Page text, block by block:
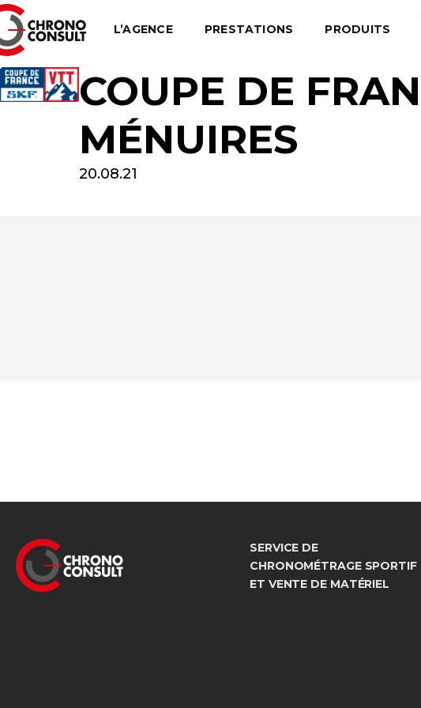
L’AGENCE PRESTATIONS PRODUITS
COUPE DE
MÉNUIRES
20.08.21
SERVICE DE
CHRONOMÉTRAGE SPORTIF
ET VENTE DE MATÉRIEL